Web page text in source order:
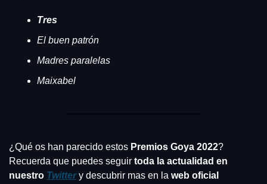
Tres
El buen patrón
Madres paralelas
Maixabel
¿Qué os han parecido estos Premios Goya 2022?
Recuerda que puedes seguir toda la actualidad en
nuestro Twitter y descubrir mas en la web oficial